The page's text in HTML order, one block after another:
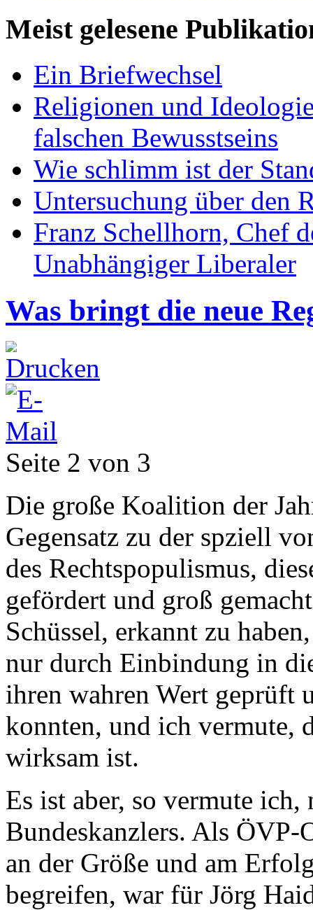
Meist gelesene
Ein Briefwechsel
Religionen und
falschen Bewusstseins
Wie schlimm ist der
Untersuchung über den
Franz Schellhorn, Chef
Unabhängiger Liberaler
Was bringt die neue
Seite 2 von 3
Die große Koalition der
Gegensatz zu der spziell
des Rechtspopulismus,
gefördert und groß
Schüssel, erkannt zu
nur durch Einbindung in
ihren wahren Wert geprüft
konnten, und ich vermute,
wirksam ist.
Es ist aber, so vermute
Bundeskanzlers. Als
an der Größe und am
begreifen, war für Jörg